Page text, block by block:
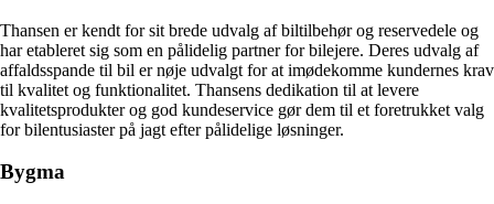
Thansen er kendt for sit brede udvalg af biltilbehør og reservedele og
har etableret sig som en pålidelig partner for bilejere. Deres udvalg af
affaldsspande til bil er nøje udvalgt for at imødekomme kundernes krav
til kvalitet og funktionalitet. Thansens dedikation til at levere
kvalitetsprodukter og god kundeservice gør dem til et foretrukket valg
for bilentusiaster på jagt efter pålidelige løsninger.
Bygma